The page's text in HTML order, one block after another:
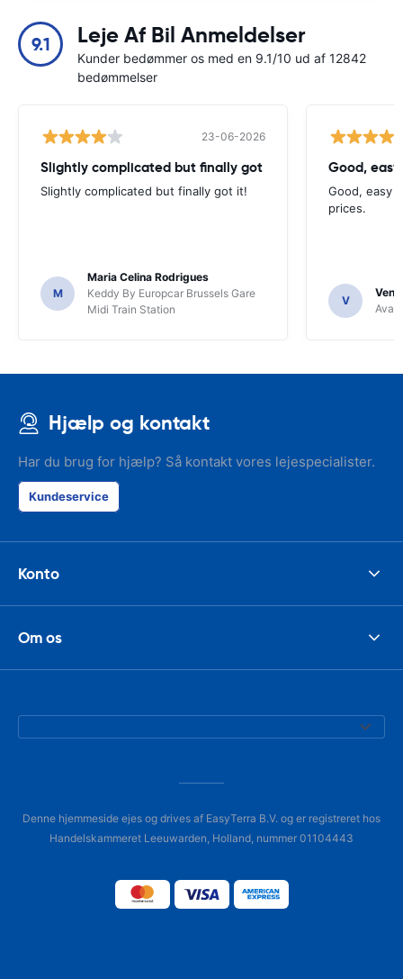
9.1 Leje Af Bil Anmeldelser
Kunder bedømmer os med en 9.1/10 ud af 12842
bedømmelser
23-06-2026
Slightly complicated but finally got
Slightly complicated but finally got it!
M
Maria Celina Rodrigues
Keddy By Europcar Brussels Gare
Midi Train Station
Good,
Good, easy
prices.
V
Hjælp og kontakt
Har du brug for hjælp? Så kontakt vores lejespecialister.
Kundeservice
Konto
Om os
Denne hjemmeside ejes og drives af EasyTerra B.V. og er registreret hos
Handelskammeret Leeuwarden, Holland, nummer 01104443